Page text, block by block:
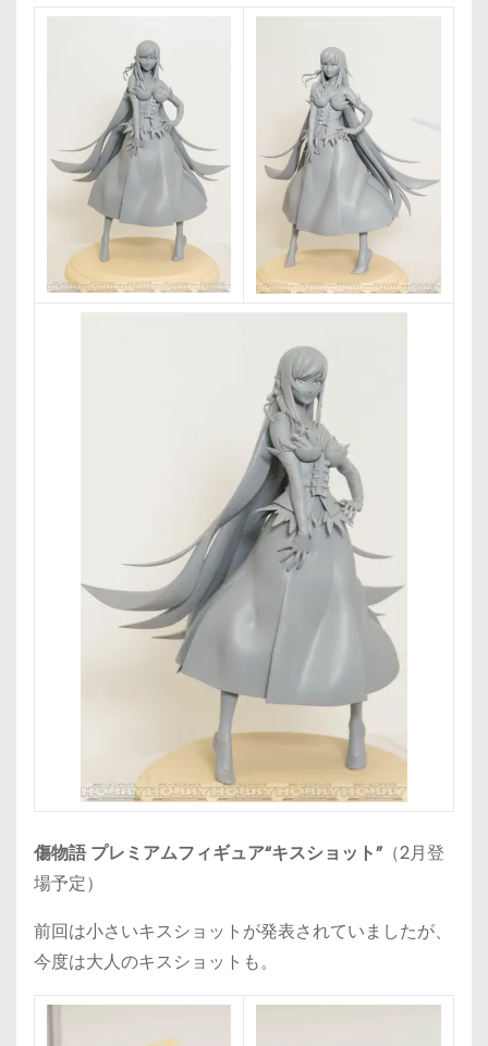
傷物語 プレミアムフィギュア“キスショット”（2月登
場予定）
前回は小さいキスショットが発表されていましたが、
今度は大人のキスショットも。